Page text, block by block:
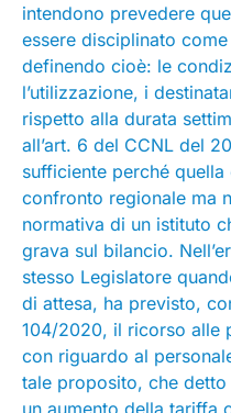
intendono prevedere
essere disciplinato
definendo cioè: le
l’utilizzazione, i
rispetto alla durata
all’art. 6 del CCNL del
sufficiente perché
confronto regionale ma
normativa di un istituto
grava sul bilancio.
stesso Legislatore
di attesa, ha previsto,
104/2020, il ricorso alle
con riguardo al
tale proposito, che